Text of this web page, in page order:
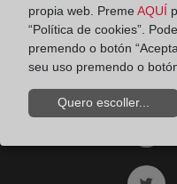
Email:
Registro de entrada del
propia web. Preme AQUÍ
“Política de cookies”.
premendo o botón
seu uso premendo o
Quero escoller...